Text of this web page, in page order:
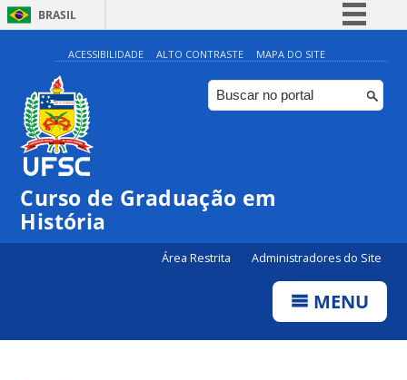
BRASIL
Simplifique!
Comunica BR
Participe
Canais
ACESSIBILIDADE ALTO CONTRASTE MAPA DO SITE
Curso de Graduação em
História
Área Restrita Administradores do Site
MENU